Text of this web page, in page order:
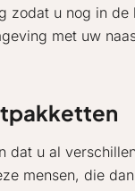
zodat u nog in de
met uw
dat u al
mensen, die